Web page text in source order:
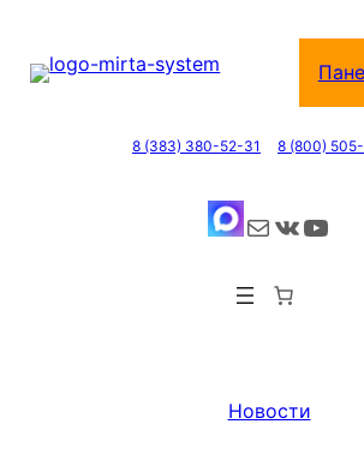
содержимому
8 (383) 380-52-31 8 (800)
Почта ВКонтакте YouTube
Новости